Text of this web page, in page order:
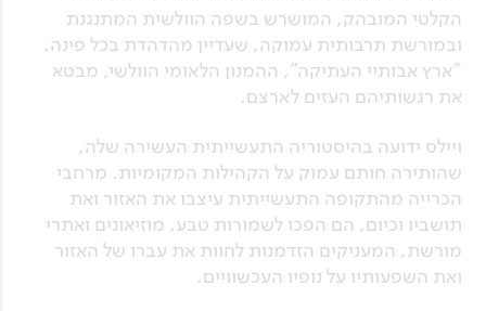
הקלטי המובהק, המושרש בשפה הוולשית המתנגנת
ובמורשת תרבותית עמוקה, שעדיין מהדהדת בכל פינה.
"ארץ אבותיי העתיקה", ההמנון הלאומי הוולשי, מבטא
את רגשותיהם העזים לארצם.
ויילס ידועה בהיסטוריה התעשייתית העשירה שלה,
שהותירה חותם עמוק על הקהילות המקומיות. מרחבי
הכרייה מהתקופה התעשייתית עיצבו את האזור ואת
תושביו וכיום, הם הפכו לשמורות טבע, מוזיאונים ואתרי
מורשת, המעניקים הזדמנות לחוות את עברו של האזור
ואת השפעותיו על נופיו העכשוויים.